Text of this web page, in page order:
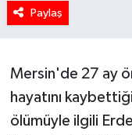
Paylaş
Mersin'de 27 ay
hayatını
ölümüyle ilgili
Tarihi